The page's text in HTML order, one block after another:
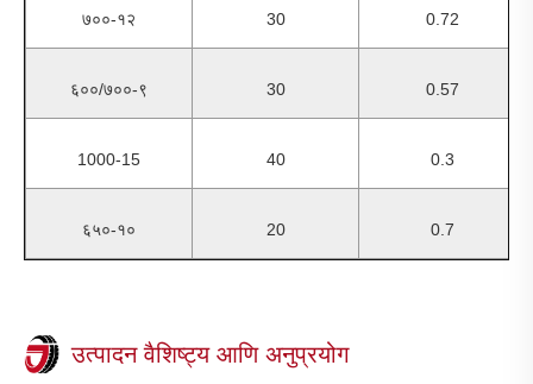
७००-१२ 30 0.72
६००/७००-९ 30 0.57
1000-15 40 0.3
६५०-१० 20 0.7
उत्पादन वैशिष्ट्य आणि अनुप्रयोग